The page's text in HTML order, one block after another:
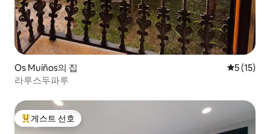
Os Muíños의 집 평점 5점
5 (15)
라루스두파루
상위 게스트 선호
게스트 선호